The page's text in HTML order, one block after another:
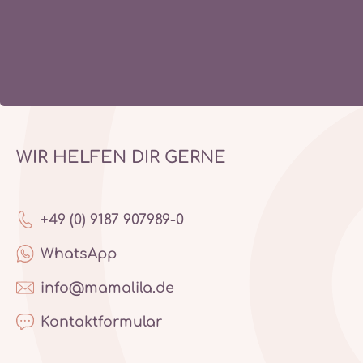
WIR HELFEN DIR GERNE
+49 (0) 9187 907989-0
WhatsApp
info@mamalila.de
Kontaktformular